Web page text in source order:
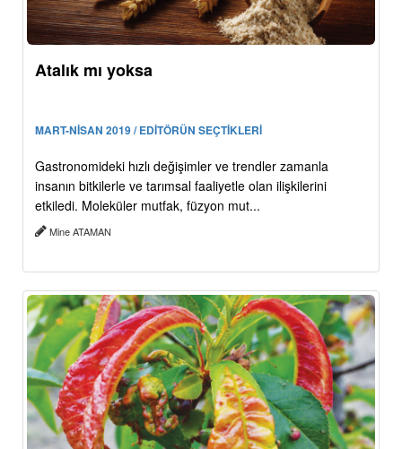
Atalık mı yoksa
MART-NİSAN 2019 / EDİTÖRÜN SEÇTİKLERİ
Gastronomideki hızlı değişimler ve trendler zamanla
insanın bitkilerle ve tarımsal faaliyetle olan ilişkilerini
etkiledi. Moleküler mutfak, füzyon mut...
Mine ATAMAN